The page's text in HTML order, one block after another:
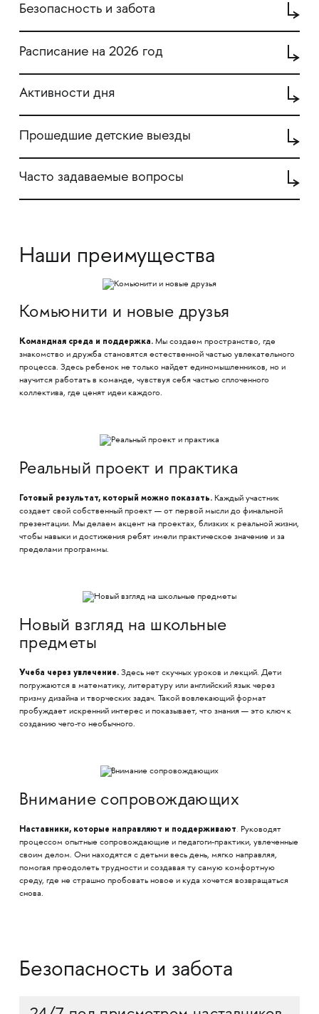
Безопасность и забота
Расписание на 2026 год
Активности дня
Прошедшие детские выезды
Часто задаваемые вопросы
Наши преимущества
Комьюнити и новые друзья
Командная среда и поддержка. Мы создаем пространство, где
знакомство и дружба становятся естественной частью увлекательного
процесса. Здесь ребенок не только найдет единомышленников, но и
научится работать в команде, чувствуя себя частью сплоченного
коллектива, где ценят идеи каждого.
Реальный проект и практика
Готовый результат, который можно показать. Каждый участник
создает свой собственный проект — от первой мысли до финальной
презентации. Мы делаем акцент на проектах, близких к реальной жизни,
чтобы навыки и достижения ребят имели практическое значение и за
пределами программы.
Новый взгляд на школьные
предметы
Учеба через увлечение. Здесь нет скучных уроков и лекций. Дети
погружаются в математику, литературу или английский язык через
призму дизайна и творческих задач. Такой вовлекающий формат
пробуждает искренний интерес и показывает, что знания — это ключ к
созданию чего-то необычного.
Внимание сопровождающих
Наставники, которые направляют и поддерживают. Руководят
процессом опытные сопровождающие и педагоги-практики, увлеченные
своим делом. Они находятся с детьми весь день, мягко направляя,
помогая преодолеть трудности и создавая ту самую комфортную
среду, где не страшно пробовать новое и куда хочется возвращаться
снова.
Безопасность и забота